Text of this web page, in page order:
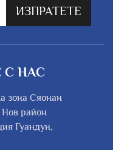
ИЗПРАТЕТЕ
С НАС
зона Сяонан
район
Гуандун,